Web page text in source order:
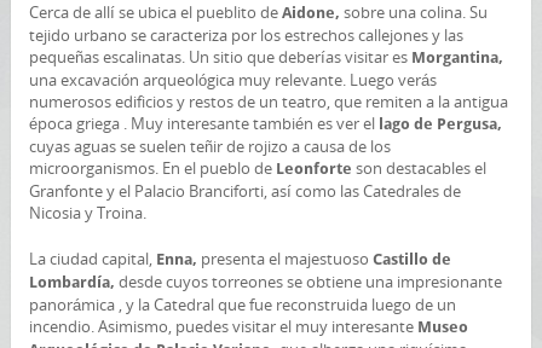
Cerca de allí se ubica el pueblito de Aidone, sobre una colina. Su
tejido urbano se caracteriza por los estrechos callejones y las
pequeñas escalinatas. Un sitio que deberías visitar es Morgantina,
una excavación arqueológica muy relevante. Luego verás
numerosos edificios y restos de un teatro, que remiten a la antigua
época griega . Muy interesante también es ver el lago de Pergusa,
cuyas aguas se suelen teñir de rojizo a causa de los
microorganismos. En el pueblo de Leonforte son destacables el
Granfonte y el Palacio Branciforti, así como las Catedrales de
Nicosia y Troina.
La ciudad capital, Enna, presenta el majestuoso Castillo de
Lombardía, desde cuyos torreones se obtiene una impresionante
panorámica , y la Catedral que fue reconstruida luego de un
incendio. Asimismo, puedes visitar el muy interesante Museo